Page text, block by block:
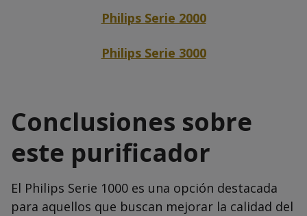
Philips Serie 2000
Philips Serie 3000
Conclusiones sobre
este purificador
El Philips Serie 1000 es una opción destacada
para aquellos que buscan mejorar la calidad del